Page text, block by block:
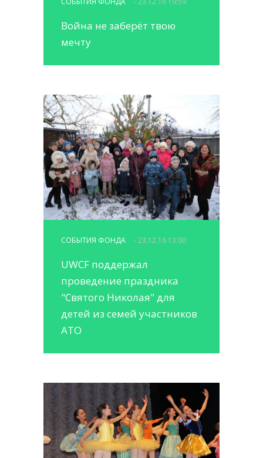
Война не заберёт твою
мечту
СОБЫТИЯ ФОНДА - 23.12.16 13:00
UWCF поддержал
проведение праздника
"Святого Николая" для
детей из семей участников
АТО